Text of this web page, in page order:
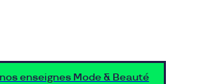
enseignes Mode & Beauté